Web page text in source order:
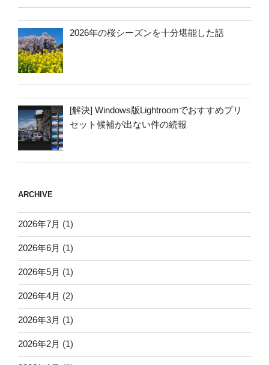
2026年の桜シーズンを十分堪能した話
[解決] Windows版Lightroomでおすすめプリ
セット候補が出ない件の続報
ARCHIVE
2026年7月 (1)
2026年6月 (1)
2026年5月 (1)
2026年4月 (2)
2026年3月 (1)
2026年2月 (1)